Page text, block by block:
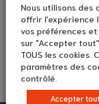
Nous utilisons des
offrir l'expérience
vos préférences
sur "Accepter
TOUS les cookies.
paramètres des
contrôlé.
Accepter